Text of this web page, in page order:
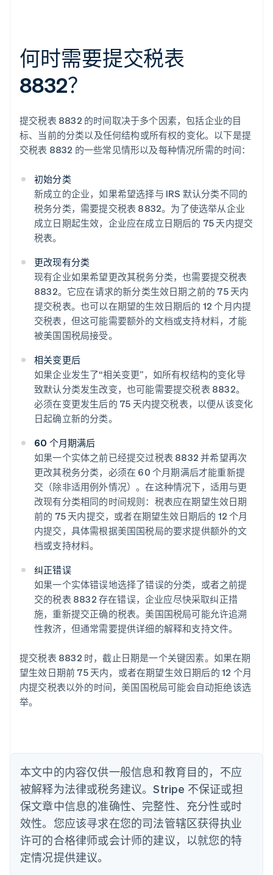
何时需要提交税表
8832？
提交税表 8832 的时间取决于多个因素，包括企业的目
标、当前的分类以及任何结构或所有权的变化。以下是提
交税表 8832 的一些常见情形以及每种情况所需的时间：
初始分类
新成立的企业，如果希望选择与 IRS 默认分类不同的
税务分类，需要提交税表 8832。为了使选举从企业
成立日期起生效，企业应在成立日期后的 75 天内提交
税表。
更改现有分类
现有企业如果希望更改其税务分类，也需要提交税表
8832。它应在请求的新分类生效日期之前的 75 天内
提交税表。也可以在期望的生效日期后的 12 个月内提
交税表，但这可能需要额外的文档或支持材料，才能
被美国国税局接受。
相关变更后
如果企业发生了“相关变更”，如所有权结构的变化导
致默认分类发生改变，也可能需要提交税表 8832。
必须在变更发生后的 75 天内提交税表，以便从该变化
日起确立新的分类。
60 个月期满后
如果一个实体之前已经提交过税表 8832 并希望再次
更改其税务分类，必须在 60 个月期满后才能重新提
交（除非适用例外情况）。在这种情况下，适用与更
改现有分类相同的时间规则：税表应在期望生效日期
前的 75 天内提交，或者在期望生效日期后的 12 个月
内提交，具体需根据美国国税局的要求提供额外的文
档或支持材料。
纠正错误
如果一个实体错误地选择了错误的分类，或者之前提
交的税表 8832 存在错误，企业应尽快采取纠正措
施，重新提交正确的税表。美国国税局可能允许追溯
性救济，但通常需要提供详细的解释和支持文件。
提交税表 8832 时，截止日期是一个关键因素。如果在期
望生效日期前 75 天内，或者在期望生效日期后的 12 个月
内提交税表以外的时间，美国国税局可能会自动拒绝该选
举。
本文中的内容仅供一般信息和教育目的，不应
被解释为法律或税务建议。Stripe 不保证或担
保文章中信息的准确性、完整性、充分性或时
效性。您应该寻求在您的司法管辖区获得执业
许可的合格律师或会计师的建议，以就您的特
定情况提供建议。
阿联酋
English
爱尔兰
English
爱沙尼亚
English
奥地利
澳大利亚
English
巴西
English
丹麦
English
德国
DeutschEnglish
法国
FrançaisEnglish
芬兰